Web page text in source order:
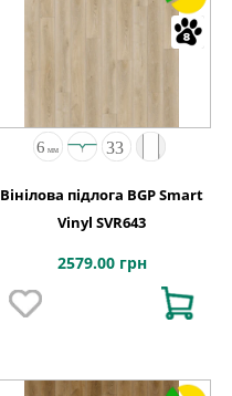
Вінілова підлога BGP Smart
Vinyl SVR643
2579.00 грн